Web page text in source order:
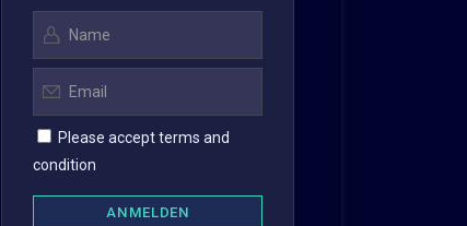
Please accept terms and
condition